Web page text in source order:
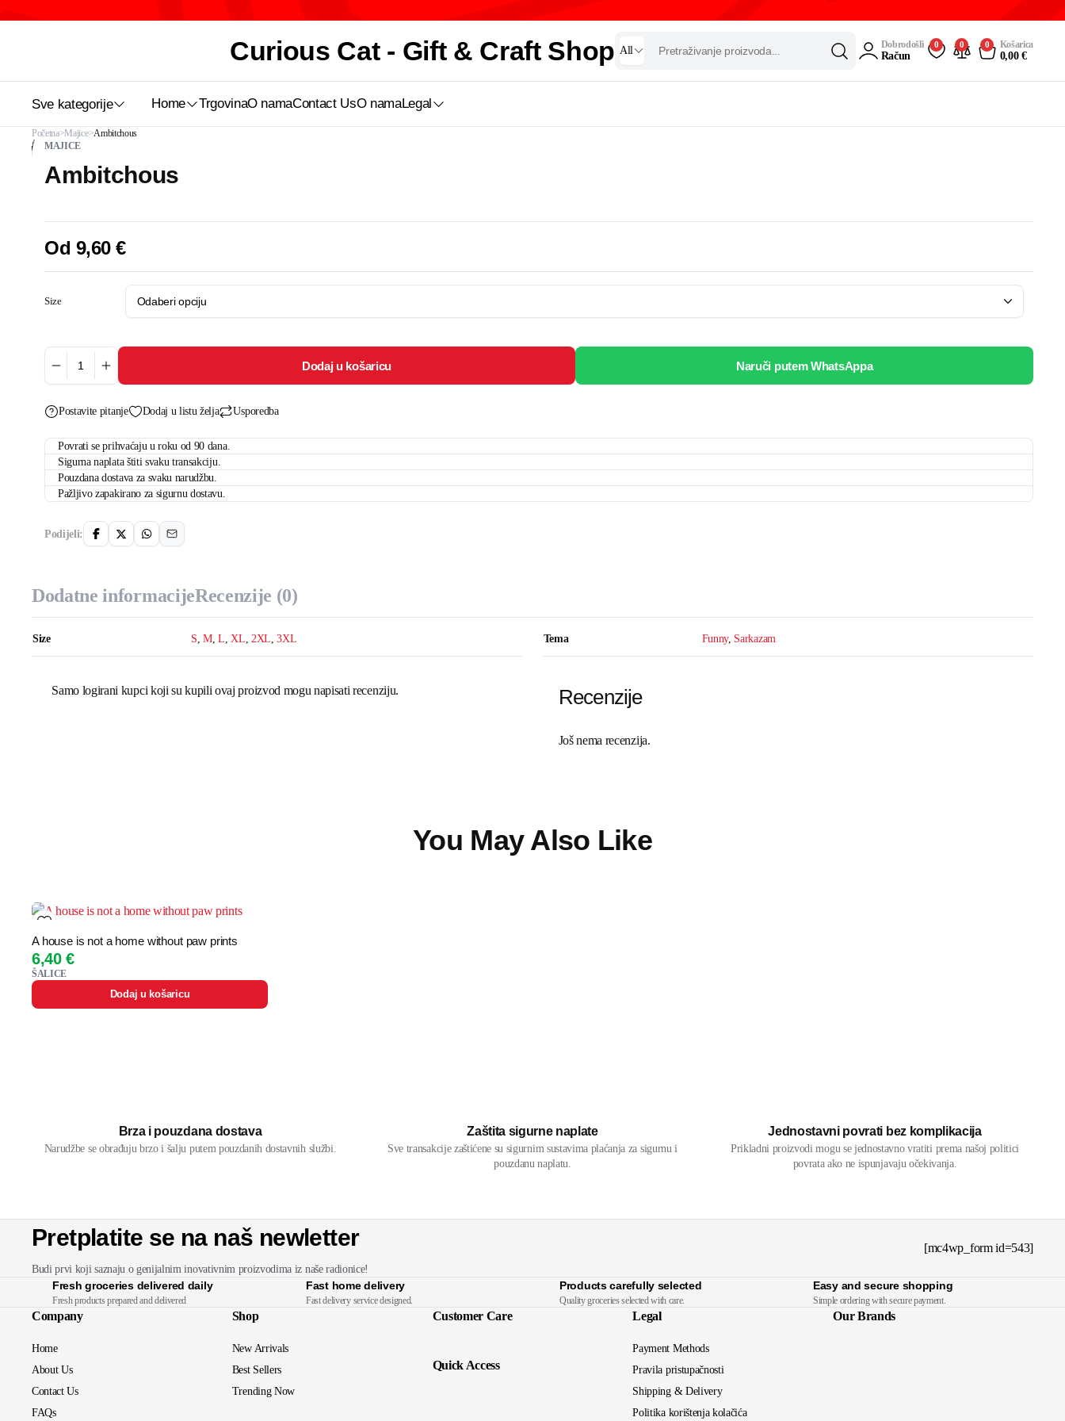
Curious Cat - Gift & Craft Shop All Dobrodošli
Račun
0 0 0 Košarica
0,00 €
Sve kategorije Home TrgovinaO namaContact UsO namaLegal
Početna Majice Ambitchous
MAJICE
Ambitchous
Od 9,60€
Size
Ambitchous
količina
Dodaj u košaricu Naruči putem WhatsAppa
Postavite pitanje Dodaj u listu želja Usporedba
Povrati se prihvaćaju u roku od 90 dana.
Sigurna naplata štiti svaku transakciju.
Pouzdana dostava za svaku narudžbu.
Pažljivo zapakirano za sigurnu dostavu.
Podijeli:
Dodatne informacijeRecenzije (0)
Size S,M,L,XL, 2XL,3XL Tema Funny, Sarkazam
Recenzije
Još nema recenzija.
Samo logirani kupci koji su kupili ovaj proizvod mogu napisati recenziju.
You May Also Like
A house is not a home without paw prints
6,40 €
ŠALICE
Dodaj u košaricu
Brza i pouzdana dostava
Narudžbe se obrađuju brzo i šalju putem pouzdanih dostavnih službi.
Zaštita sigurne naplate
Sve transakcije zaštićene su sigurnim sustavima plaćanja za sigurnu i
pouzdanu naplatu.
Jednostavni povrati bez komplikacija
Prikladni proizvodi mogu se jednostavno vratiti prema našoj politici
povrata ako ne ispunjavaju očekivanja.
Pretplatite se na naš newletter
Budi prvi koji saznaju o genijalnim inovativnim proizvodima iz naše radionice!
[mc4wp_form id=543]
Fresh groceries delivered daily
Fresh products prepared and delivered
Fast home delivery
Fast delivery service designed.
Products carefully selected
Quality groceries selected with care.
Easy and secure shopping
Simple ordering with secure payment.
Company
Home
About Us
Contact Us
FAQs
Shop
New Arrivals
Best Sellers
Trending Now
Customer Care
Quick Access
Legal
Payment Methods
Pravila pristupačnosti
Shipping & Delivery
Politika korištenja kolačića
Our Brands